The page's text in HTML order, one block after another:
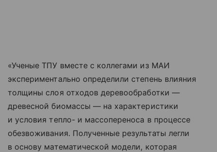
«Ученые ТПУ вместе с коллегами из МАИ
экспериментально определили степень влияния
толщины слоя отходов деревообработки —
древесной биомассы — на характеристики
и условия тепло- и массопереноса в процессе
обезвоживания. Полученные результаты легли
в основу математической модели, которая